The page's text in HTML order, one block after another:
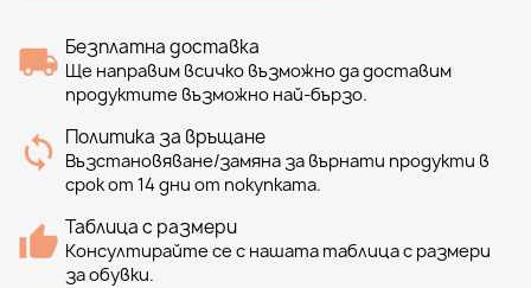
Безплатна доставка
Ще направим всичко възможно да доставим
продуктите възможно най-бързо.
Политика за връщане
Възстановяване/замяна за върнати продукти в
срок от 14 дни от покупката.
Таблица с размери
Консултирайте се с нашата таблица с размери
за обувки.